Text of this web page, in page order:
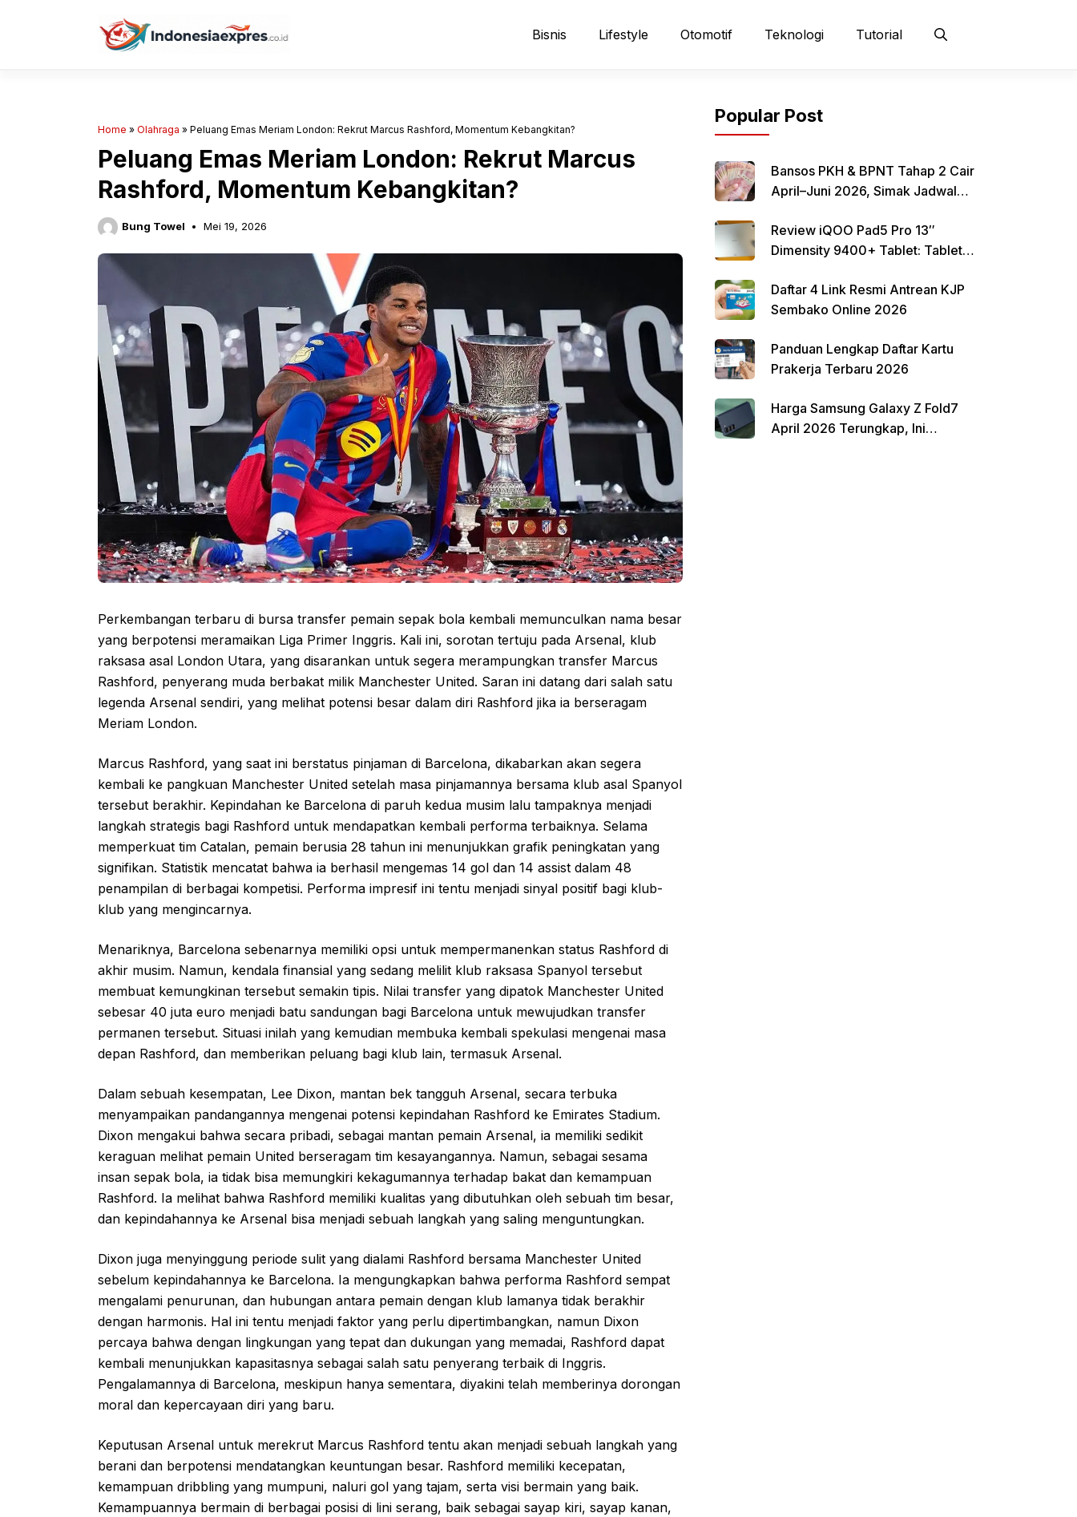
Bisnis Lifestyle Otomotif Teknologi Tutorial
Home » Olahraga » Peluang Emas Meriam London: Rekrut Marcus Rashford, Momentum Kebangkitan?
Peluang Emas Meriam London: Rekrut Marcus
Rashford, Momentum Kebangkitan?
Bung Towel Mei 19, 2026
Perkembangan terbaru di bursa transfer pemain sepak bola kembali memunculkan nama besar
yang berpotensi meramaikan Liga Primer Inggris. Kali ini, sorotan tertuju pada Arsenal, klub
raksasa asal London Utara, yang disarankan untuk segera merampungkan transfer Marcus
Rashford, penyerang muda berbakat milik Manchester United. Saran ini datang dari salah satu
legenda Arsenal sendiri, yang melihat potensi besar dalam diri Rashford jika ia berseragam
Meriam London.
Marcus Rashford, yang saat ini berstatus pinjaman di Barcelona, dikabarkan akan segera
kembali ke pangkuan Manchester United setelah masa pinjamannya bersama klub asal Spanyol
tersebut berakhir. Kepindahan ke Barcelona di paruh kedua musim lalu tampaknya menjadi
langkah strategis bagi Rashford untuk mendapatkan kembali performa terbaiknya. Selama
memperkuat tim Catalan, pemain berusia 28 tahun ini menunjukkan grafik peningkatan yang
signifikan. Statistik mencatat bahwa ia berhasil mengemas 14 gol dan 14 assist dalam 48
penampilan di berbagai kompetisi. Performa impresif ini tentu menjadi sinyal positif bagi klub-
klub yang mengincarnya.
Menariknya, Barcelona sebenarnya memiliki opsi untuk mempermanenkan status Rashford di
akhir musim. Namun, kendala finansial yang sedang melilit klub raksasa Spanyol tersebut
membuat kemungkinan tersebut semakin tipis. Nilai transfer yang dipatok Manchester United
sebesar 40 juta euro menjadi batu sandungan bagi Barcelona untuk mewujudkan transfer
permanen tersebut. Situasi inilah yang kemudian membuka kembali spekulasi mengenai masa
depan Rashford, dan memberikan peluang bagi klub lain, termasuk Arsenal.
Dalam sebuah kesempatan, Lee Dixon, mantan bek tangguh Arsenal, secara terbuka
menyampaikan pandangannya mengenai potensi kepindahan Rashford ke Emirates Stadium.
Dixon mengakui bahwa secara pribadi, sebagai mantan pemain Arsenal, ia memiliki sedikit
keraguan melihat pemain United berseragam tim kesayangannya. Namun, sebagai sesama
insan sepak bola, ia tidak bisa memungkiri kekagumannya terhadap bakat dan kemampuan
Rashford. Ia melihat bahwa Rashford memiliki kualitas yang dibutuhkan oleh sebuah tim besar,
dan kepindahannya ke Arsenal bisa menjadi sebuah langkah yang saling menguntungkan.
Dixon juga menyinggung periode sulit yang dialami Rashford bersama Manchester United
sebelum kepindahannya ke Barcelona. Ia mengungkapkan bahwa performa Rashford sempat
mengalami penurunan, dan hubungan antara pemain dengan klub lamanya tidak berakhir
dengan harmonis. Hal ini tentu menjadi faktor yang perlu dipertimbangkan, namun Dixon
percaya bahwa dengan lingkungan yang tepat dan dukungan yang memadai, Rashford dapat
kembali menunjukkan kapasitasnya sebagai salah satu penyerang terbaik di Inggris.
Pengalamannya di Barcelona, meskipun hanya sementara, diyakini telah memberinya dorongan
moral dan kepercayaan diri yang baru.
Keputusan Arsenal untuk merekrut Marcus Rashford tentu akan menjadi sebuah langkah yang
berani dan berpotensi mendatangkan keuntungan besar. Rashford memiliki kecepatan,
kemampuan dribbling yang mumpuni, naluri gol yang tajam, serta visi bermain yang baik.
Kemampuannya bermain di berbagai posisi di lini serang, baik sebagai sayap kiri, sayap kanan,
Popular Post
Bansos PKH & BPNT Tahap 2 Cair
April–Juni 2026, Simak Jadwal
Review iQOO Pad5 Pro 13″
Dimensity 9400+ Tablet: Tablet
9400+ dengan Harga Terjangkau
Daftar 4 Link Resmi Antrean KJP
Sembako Online 2026
Panduan Lengkap Daftar Kartu
Prakerja Terbaru 2026
Harga Samsung Galaxy Z Fold7
April 2026 Terungkap, Ini